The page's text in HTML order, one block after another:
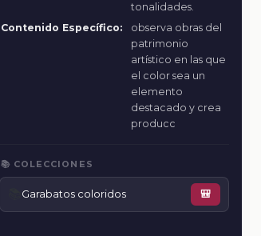
tonalidades.
Contenido Específico:
observa obras del
patrimonio
artístico en las que
el color sea un
elemento
destacado y crea
producc
📚 COLECCIONES
Garabatos coloridos 🎒